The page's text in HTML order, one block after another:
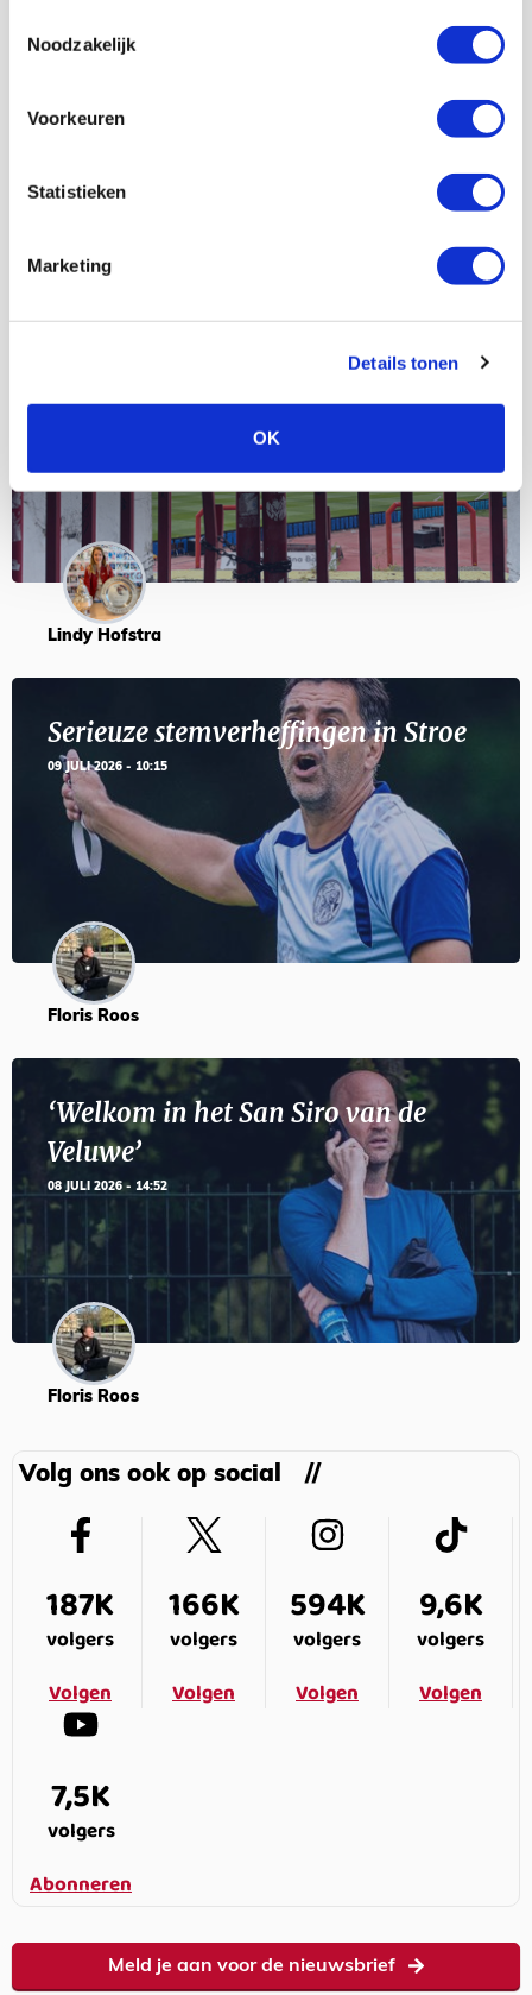
Noodzakelijk
Voorkeuren
Statistieken
Marketing
Details tonen
OK
AUG
[VOL]
11
Servische maffiabaas in grauwe bak
Lindy Hofstra
Serieuze stemverheffingen in Stroe
09 JULI 2026 - 10:15
Floris Roos
‘Welkom in het San Siro van de
Veluwe’
08 JULI 2026 - 14:52
Floris Roos
Volg ons ook op social
187K
volgers
Volgen
166K
volgers
Volgen
594K
volgers
Volgen
9,6K
volgers
Volgen
7,5K
volgers
Abonneren
Meld je aan voor de nieuwsbrief